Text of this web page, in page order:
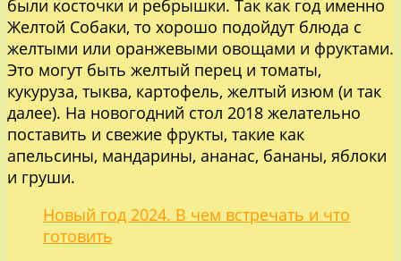
были косточки и ребрышки. Так как год именно
Желтой Собаки, то хорошо подойдут блюда с
желтыми или оранжевыми овощами и фруктами.
Это могут быть желтый перец и томаты,
кукуруза, тыква, картофель, желтый изюм (и так
далее). На новогодний стол 2018 желательно
поставить и свежие фрукты, такие как
апельсины, мандарины, ананас, бананы, яблоки
и груши.
Новый год 2024. В чем встречать и что
готовить